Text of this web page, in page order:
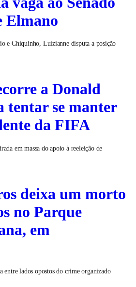
Elmano
e Chiquinho, Luizianne disputa a posição
a Donald
tentar se manter
da FIFA
em massa do apoio à reeleição de
deixa um morto
no Parque
em
entre lados opostos do crime organizado